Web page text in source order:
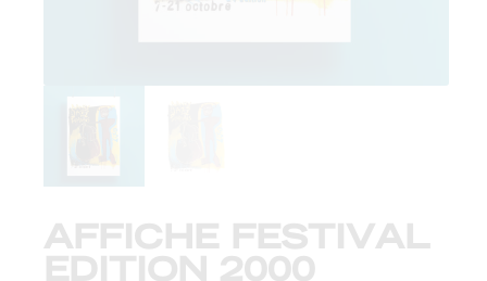
AFFICHE FESTIVAL
EDITION 2000